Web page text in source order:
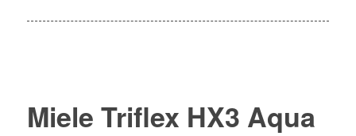
Miele Triflex HX3 Aqua